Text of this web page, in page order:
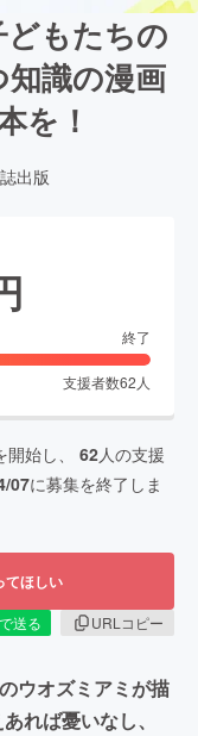
もたちの
識の漫画
を！
出版
終了
支援者数62 人
開始し、 62人の支援
07に募集を終了しま
てほしい
送る
URLコピー
ウオズミアミが描
れば憂いなし、